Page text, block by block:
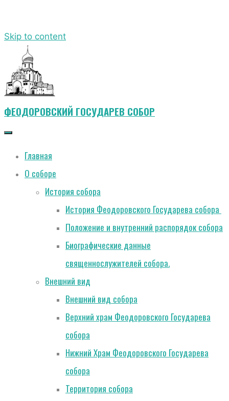
Skip to content
ФЕОДОРОВСКИЙ ГОСУДАРЕВ СОБОР
Главная
О соборе
История собора
История Феодоровского Государева собора
Положение и внутренний распорядок собора
Биографические данные
священнослужителей собора.
Внешний вид
Внешний вид собора
Верхний храм Феодоровского Государева
собора
Нижний Храм Феодоровского Государева
собора
Территория собора